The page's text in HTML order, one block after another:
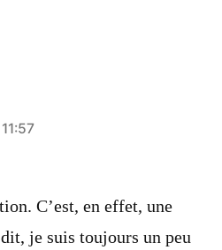
C’est, en effet, une
je suis toujours un peu